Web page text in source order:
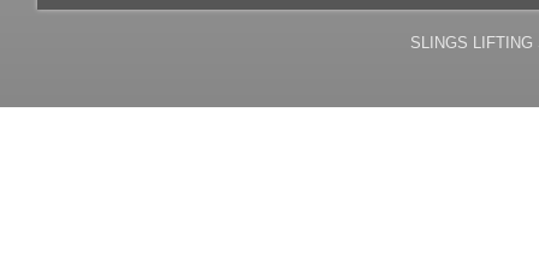
SLINGS